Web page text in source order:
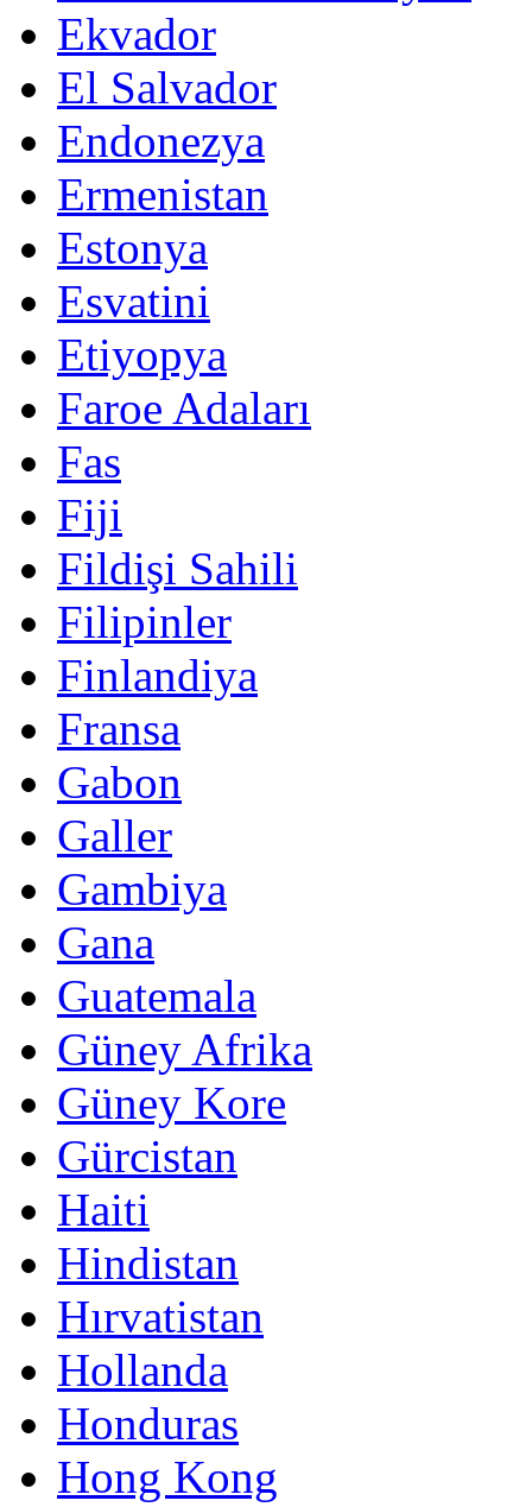
Ekvador
El Salvador
Endonezya
Ermenistan
Estonya
Esvatini
Etiyopya
Faroe Adaları
Fas
Fiji
Fildişi Sahili
Filipinler
Finlandiya
Fransa
Gabon
Galler
Gambiya
Gana
Guatemala
Güney Afrika
Güney Kore
Gürcistan
Haiti
Hindistan
Hırvatistan
Hollanda
Honduras
Hong Kong